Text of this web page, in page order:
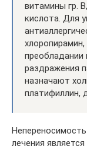
витамины гр.
кислота. Для
преобладании
раздражения
назначают
платифиллин,
лечения